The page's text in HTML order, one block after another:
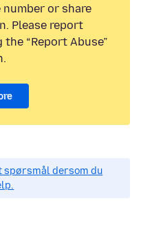
or share
Please report
“Report Abuse”
spørsmål dersom du